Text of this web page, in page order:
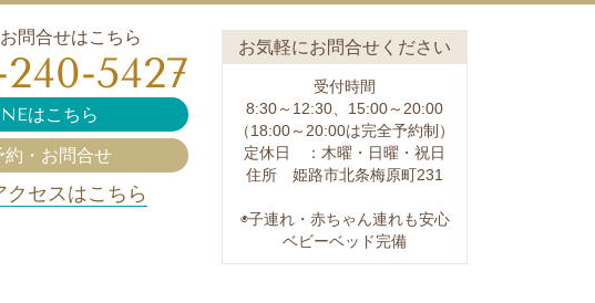
問合せはこちら
5427
はこちら
約・お問合せ
クセスはこちら
お気軽にお問合せください
受付時間
8:30～12:30、15:00～20:00
（18:00～20:00は完全予約制）
定休日 ：木曜・日曜・祝日
住所 姫路市北条梅原町231
◉子連れ・赤ちゃん連れも安心
ベビーベッド完備